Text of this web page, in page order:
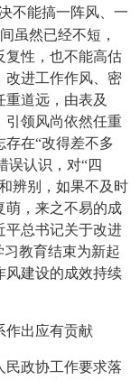
不能搞一阵风、一
虽然已经不短，
复性，也不能高估
改进工作作风、密
道远，由表及
引领风尚依然任重
在“改得差不多
误认识，对“四
辨别，如果不及时
萌，来之不易的成
平总书记关于改进
教育结束为新起
风建设的成效持续
作出应有贡献
民政协工作要求落